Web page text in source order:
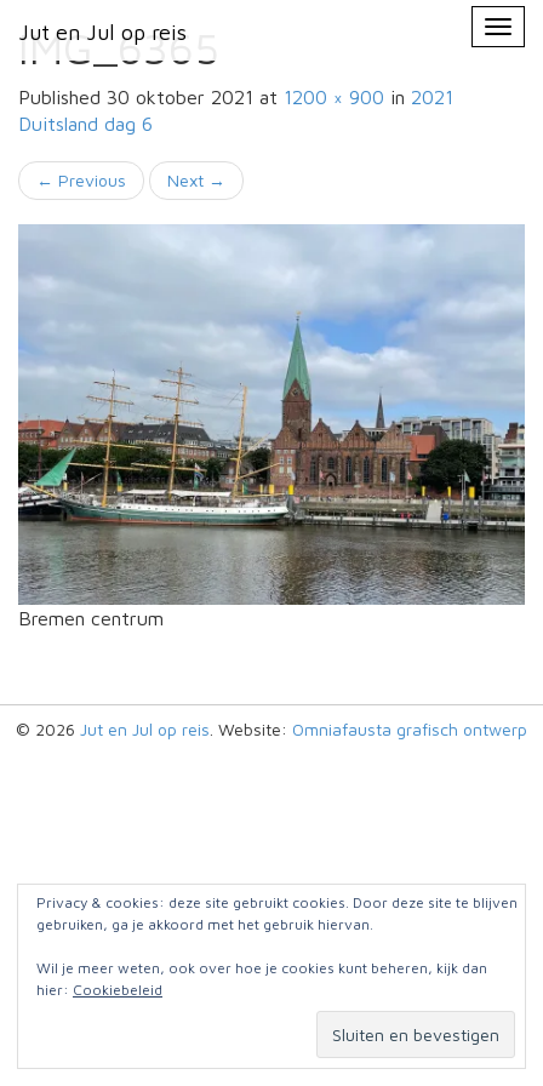
Jut en Jul op reis
Primary
Menu
Jut en Jul op reis
IMG_6365
Published 30 oktober 2021 at 1200 × 900 in 2021
Duitsland dag 6
← Previous Next →
Bremen centrum
© 2026 Jut en Jul op reis . Website: Omniafausta grafisch ontwerp
Privacy & cookies: deze site gebruikt cookies. Door deze site te blijven
gebruiken, ga je akkoord met het gebruik hiervan.
Wil je meer weten, ook over hoe je cookies kunt beheren, kijk dan
hier: Cookiebeleid